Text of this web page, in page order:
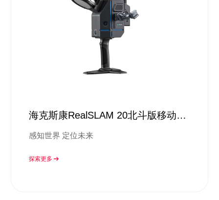
海克斯康RealSLAM 20北斗版移动扫
感知世界 定位未来
探索更多